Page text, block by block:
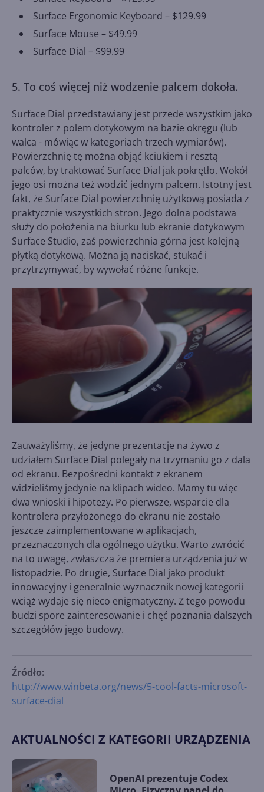
Surface Ergonomic Keyboard – $129.99
Surface Mouse – $49.99
Surface Dial – $99.99
5. To coś więcej niż wodzenie palcem dokoła.
Surface Dial przedstawiany jest przede wszystkim jako
kontroler z polem dotykowym na bazie okręgu (lub
walca - mówiąc w kategoriach trzech wymiarów).
Powierzchnię tę można objąć kciukiem i resztą
palców, by traktować Surface Dial jak pokrętło. Wokół
jego osi można też wodzić jednym palcem. Istotny jest
fakt, że Surface Dial powierzchnię użytkową posiada z
praktycznie wszystkich stron. Jego dolna podstawa
służy do położenia na biurku lub ekranie dotykowym
Surface Studio, zaś powierzchnia górna jest kolejną
płytką dotykową. Można ją naciskać, stukać i
przytrzymywać, by wywołać różne funkcje.
Zauważyliśmy, że jedyne prezentacje na żywo z
udziałem Surface Dial polegały na trzymaniu go z dala
od ekranu. Bezpośredni kontakt z ekranem
widzieliśmy jedynie na klipach wideo. Mamy tu więc
dwa wnioski i hipotezy. Po pierwsze, wsparcie dla
kontrolera przyłożonego do ekranu nie zostało
jeszcze zaimplementowane w aplikacjach,
przeznaczonych dla ogólnego użytku. Warto zwrócić
na to uwagę, zwłaszcza że premiera urządzenia już w
listopadzie. Po drugie, Surface Dial jako produkt
innowacyjny i generalnie wyznacznik nowej kategorii
wciąż wydaje się nieco enigmatyczny. Z tego powodu
budzi spore zainteresowanie i chęć poznania dalszych
szczegółów jego budowy.
Źródło:
http://www.winbeta.org/news/5-cool-facts-microsoft-
surface-dial
AKTUALNOŚCI Z KATEGORII URZĄDZENIA
OpenAI prezentuje Codex